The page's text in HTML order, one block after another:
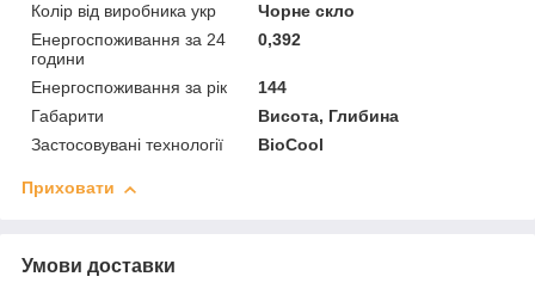
Колір від виробника укр
Чорне скло
Енергоспоживання за 24
години
0,392
Енергоспоживання за рік
144
Габарити
Висота, Глибина
Застосовувані технології
BioCool
Приховати
Умови доставки